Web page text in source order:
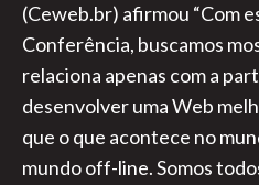
(Ceweb.br) afirmou “Com
Conferência, buscamos
relaciona apenas com a
desenvolver uma Web
que o que acontece no
mundo off-line. Somos